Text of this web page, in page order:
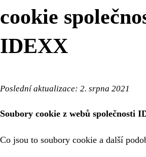
cookie
IDEXX
Poslední aktualizace: 2. srpna 2021
Soubory cookie z webů společnosti
Co jsou to soubory cookie a další